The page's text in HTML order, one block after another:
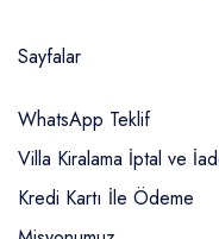
Sayfalar
WhatsApp Teklif
Villa Kiralama İptal ve
Kredi Kartı İle Ödeme